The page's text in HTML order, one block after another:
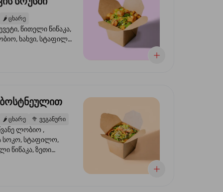
🌶️ ცხარე
წითელი წიწაკა,
ხახვი, სტაფილო,
ნიორი
🌶️ ცხარე 🥦 ვეგანური
ლობიო ,
სოკო, სტაფილო,
წიწაკა, ზეთი